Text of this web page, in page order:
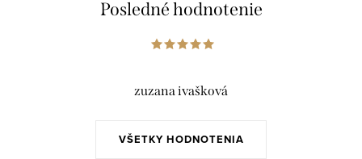
Posledné hodnotenie
VŠETKY HODNOTENIA
zuzana ivašková